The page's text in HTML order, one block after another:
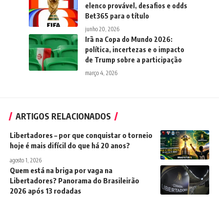
elenco provável, desafios e odds
Bet365 para o título
junho 20, 2026
Irã na Copa do Mundo 2026:
política, incertezas e o impacto
de Trump sobre a participação
março 4, 2026
ARTIGOS RELACIONADOS
Libertadores – por que conquistar o torneio
hoje é mais difícil do que há 20 anos?
agosto 1, 2026
Quem está na briga por vaga na
Libertadores? Panorama do Brasileirão
2026 após 13 rodadas